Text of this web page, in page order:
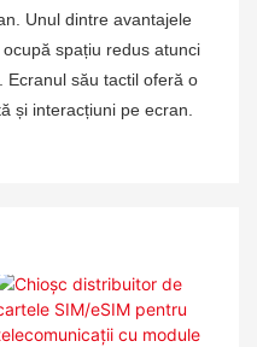
Unul dintre avantajele
spațiu redus atunci
său tactil oferă o
și interacțiuni pe ecran.